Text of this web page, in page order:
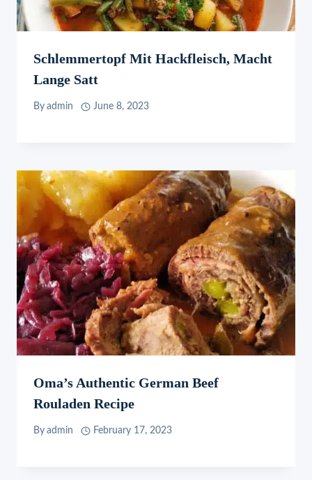
Schlemmertopf Mit Hackfleisch, Macht
Lange Satt
By admin June 8, 2023
Oma’s Authentic German Beef
Rouladen Recipe
By admin February 17, 2023